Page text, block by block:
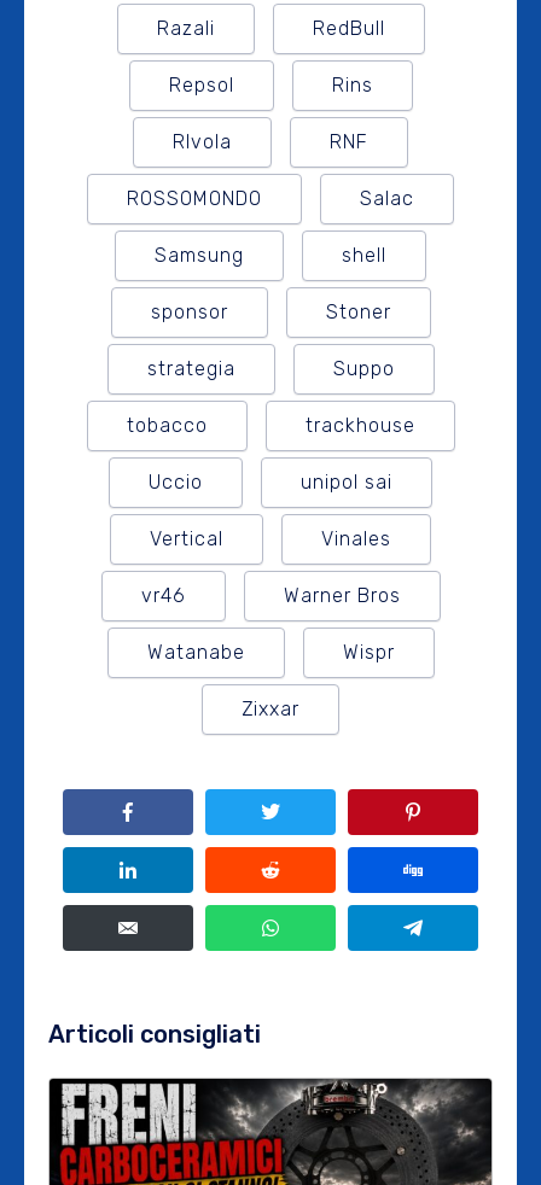
Razali RedBull
Repsol Rins
RIvola RNF
ROSSOMONDO Salac
Samsung shell
sponsor Stoner
strategia Suppo
tobacco trackhouse
Uccio unipol sai
Vertical Vinales
vr46 Warner Bros
Watanabe Wispr
Zixxar
Articoli consigliati